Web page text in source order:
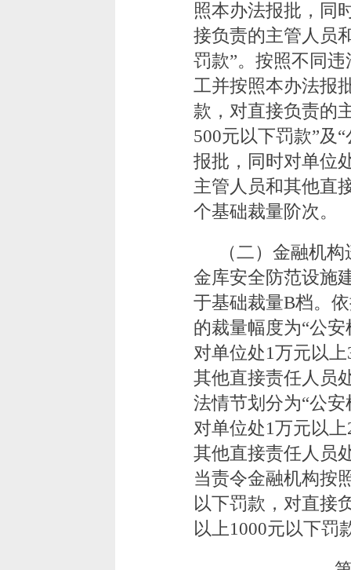
照本办法报批，同
接负责的主管人员
罚款”。按照不同
工并按照本办法报
款，对直接负责的
500元以下罚款”及
报批，同时对单位
主管人员和其他直
个基础裁量阶次。
（二）金融机
金库安全防范设施
于基础裁量B档。
的裁量幅度为“公
对单位处1万元以
其他直接责任人员
法情节划分为“公
对单位处1万元以
其他直接责任人员
当责令金融机构按
以下罚款，对直接
以上1000元以下罚